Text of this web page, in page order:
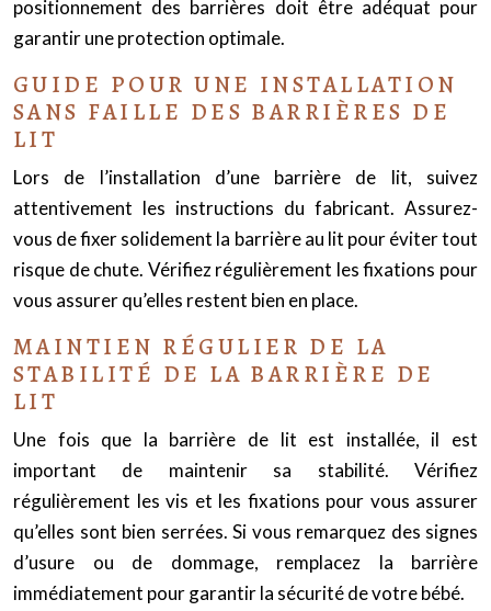
positionnement des barrières doit être adéquat pour
garantir une protection optimale.
GUIDE POUR UNE INSTALLATION
SANS FAILLE DES BARRIÈRES DE
LIT
Lors de l’installation d’une barrière de lit, suivez
attentivement les instructions du fabricant. Assurez-
vous de fixer solidement la barrière au lit pour éviter tout
risque de chute. Vérifiez régulièrement les fixations pour
vous assurer qu’elles restent bien en place.
MAINTIEN RÉGULIER DE LA
STABILITÉ DE LA BARRIÈRE DE
LIT
Une fois que la barrière de lit est installée, il est
important de maintenir sa stabilité. Vérifiez
régulièrement les vis et les fixations pour vous assurer
qu’elles sont bien serrées. Si vous remarquez des signes
d’usure ou de dommage, remplacez la barrière
immédiatement pour garantir la sécurité de votre bébé.